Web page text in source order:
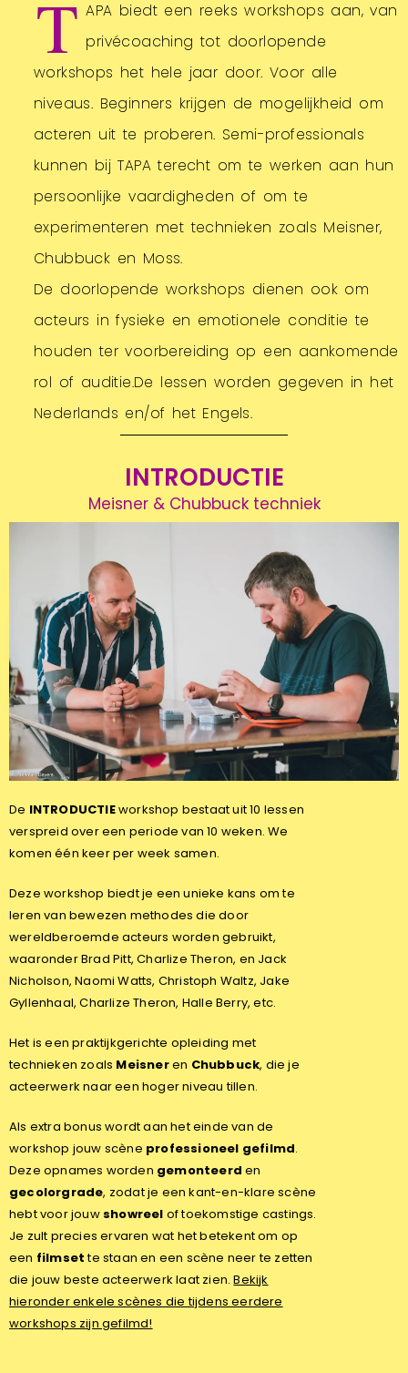
T APA biedt een reeks workshops aan, van
privécoaching tot doorlopende
workshops het hele jaar door. Voor alle
niveaus. Beginners krijgen de mogelijkheid om
acteren uit te proberen. Semi-professionals
kunnen bij TAPA terecht om te werken aan hun
persoonlijke vaardigheden of om te
experimenteren met technieken zoals Meisner,
Chubbuck en Moss.
De doorlopende workshops dienen ook om
acteurs in fysieke en emotionele conditie te
houden ter voorbereiding op een aankomende
rol of auditie.De lessen worden gegeven in het
Nederlands en/of het Engels.
INTRODUCTIE
Meisner & Chubbuck techniek
De INTRODUCTIEworkshop bestaat uit 10 lessen
verspreid over een periode van 10 weken. We
komen één keer per week samen.
Deze workshop biedt je een unieke kans om te
leren van bewezen methodes die door
wereldberoemde acteurs worden gebruikt,
waaronder Brad Pitt, Charlize Theron, en Jack
Nicholson, Naomi Watts, Christoph Waltz, Jake
Gyllenhaal, Charlize Theron, Halle Berry, etc.
Het is een praktijkgerichte opleiding met
technieken zoals Meisneren Chubbuck, die je
acteerwerk naar een hoger niveau tillen.
Als extra bonus wordt aan het einde van de
workshop jouw scène professioneel gefilmd.
Deze opnames worden gemonteerd en
gecolorgrade, zodat je een kant-en-klare scène
hebt voor jouw showreel of toekomstige castings.
Je zult precies ervaren wat het betekent om op
een filmsette staan en een scène neer te zetten
die jouw beste acteerwerk laat zien.Bekijk
hieronder enkele scènes die tijdens eerdere
workshops zijn gefilmd!